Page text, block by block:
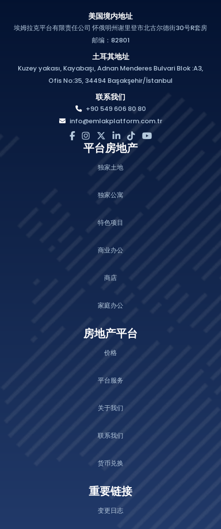
美国境内地址
埃姆拉克平台有限责任公司 怀俄明州谢里登市北古尔德街30号R套房
邮编：82801
土耳其地址
Kuzey yakası, Kayabaşı, Adnan Menderes Bulvari Blok :A3,
Ofis No:35, 34494 Başakşehir/İstanbul
联系我们
+90 549 606 80 80
info@emlakplatform.com.tr
平台房地产
独家土地
独家公寓
特色项目
商业办公
商店
家庭办公
房地产平台
价格
平台服务
关于我们
联系我们
货币兑换
重要链接
变更日志